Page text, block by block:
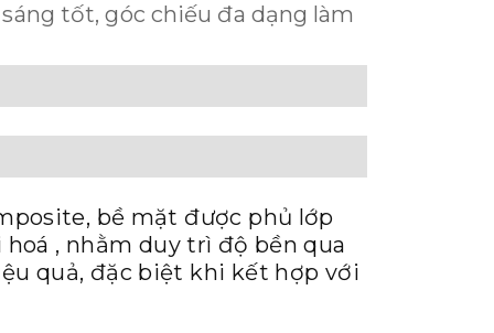
tốt, góc chiếu đa dạng làm
bề mặt được phủ lớp
, nhằm duy trì độ bền qua
quả, đặc biệt khi kết hợp với